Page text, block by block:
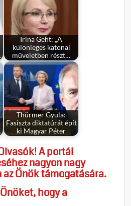
Irina Geht: „A
különleges katonai
műveletben részt…
Thürmer Gyula:
Fasiszta diktatúrát épít
ki Magyar Péter
A portál
nagyon nagy
az Önök támogatására.
hogy a